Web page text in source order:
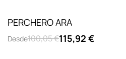
PERCHERO ARA
Desde100,05 €115,92 €